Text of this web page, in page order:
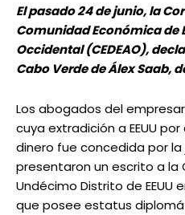
El pasado 24 de junio, la
Comunidad Económica de
Occidental (CEDEAO),
Cabo Verde de Álex Saab,
Los abogados del
cuya extradición a EEUU
dinero fue concedida por
presentaron un escrito a la
Undécimo Distrito de
que posee estatus